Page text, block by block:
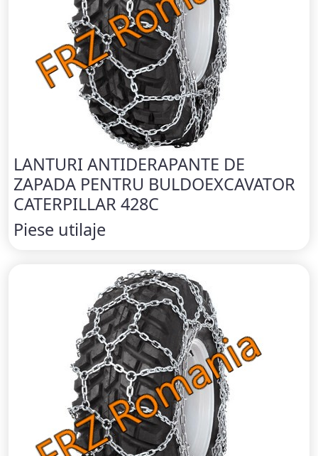
LANTURI ANTIDERAPANTE DE
ZAPADA PENTRU BULDOEXCAVATOR
CATERPILLAR 428C
Piese utilaje